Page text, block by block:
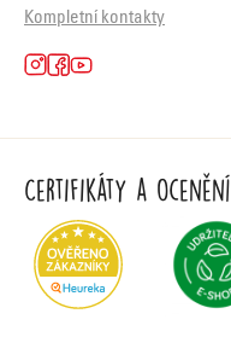
Kompletní kontakty
Certifikáty a ocenění